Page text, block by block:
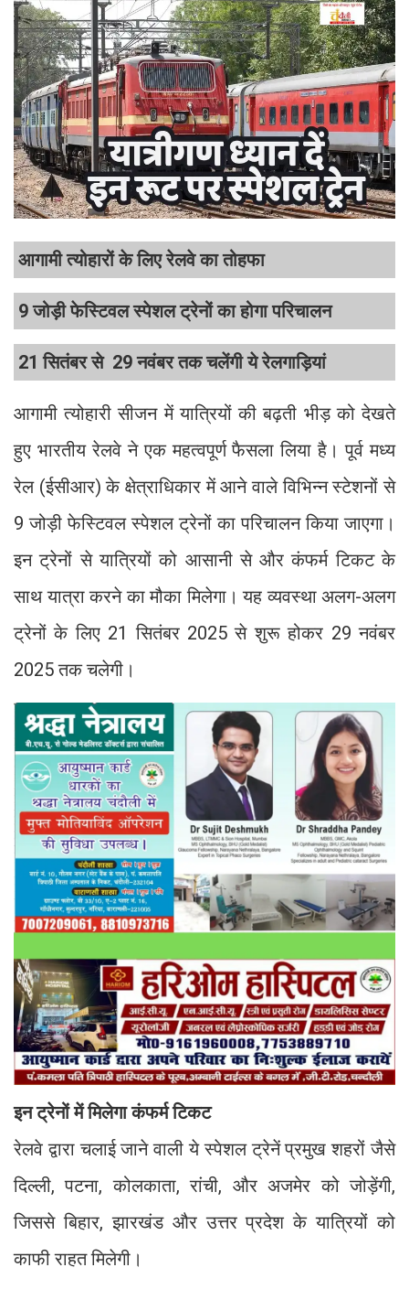
आगामी त्योहारों के लिए रेलवे का तोहफा
9 जोड़ी फेस्टिवल स्पेशल ट्रेनों का होगा परिचालन
21 सितंबर से 29 नवंबर तक चलेंगी ये रेलगाड़ियां
आगामी त्योहारी सीजन में यात्रियों की बढ़ती भीड़ को देखते
हुए भारतीय रेलवे ने एक महत्वपूर्ण फैसला लिया है। पूर्व मध्य
रेल (ईसीआर) के क्षेत्राधिकार में आने वाले विभिन्न स्टेशनों से
9 जोड़ी फेस्टिवल स्पेशल ट्रेनों का परिचालन किया जाएगा।
इन ट्रेनों से यात्रियों को आसानी से और कंफर्म टिकट के
साथ यात्रा करने का मौका मिलेगा। यह व्यवस्था अलग-अलग
ट्रेनों के लिए 21 सितंबर 2025 से शुरू होकर 29 नवंबर
2025 तक चलेगी।
इन ट्रेनों में मिलेगा कंफर्म टिकट
रेलवे द्वारा चलाई जाने वाली ये स्पेशल ट्रेनें प्रमुख शहरों जैसे
दिल्ली, पटना, कोलकाता, रांची, और अजमेर को जोड़ेंगी,
जिससे बिहार, झारखंड और उत्तर प्रदेश के यात्रियों को
काफी राहत मिलेगी।